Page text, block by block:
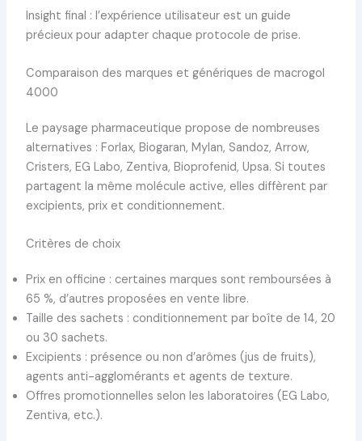
Insight final : l’expérience utilisateur est un guide
précieux pour adapter chaque protocole de prise.
Comparaison des marques et génériques de macrogol
4000
Le paysage pharmaceutique propose de nombreuses
alternatives : Forlax, Biogaran, Mylan, Sandoz, Arrow,
Cristers, EG Labo, Zentiva, Bioprofenid, Upsa. Si toutes
partagent la même molécule active, elles diffèrent par
excipients, prix et conditionnement.
Critères de choix
Prix en officine : certaines marques sont remboursées à
65 %, d’autres proposées en vente libre.
Taille des sachets : conditionnement par boîte de 14, 20
ou 30 sachets.
Excipients : présence ou non d’arômes (jus de fruits),
agents anti-agglomérants et agents de texture.
Offres promotionnelles selon les laboratoires (EG Labo,
Zentiva, etc.).